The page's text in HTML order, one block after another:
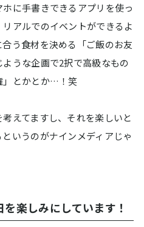
に手書きできるアプリを使っ
アルでのイベントができるよ
う食材を決める「ご飯のお友
うな企画で2択で高級なもの
」とかとか…！笑
えてますし、それを楽しいと
いうのがナインメディアじゃ
楽しみにしています！